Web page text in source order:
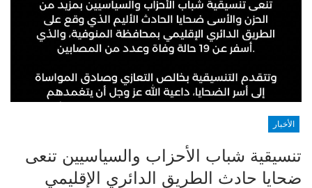
الأخبار
تنسيقية شباب الأحزاب والسياسيين تنعى
ضحايا حادث الطريق الدائري الإقليمي